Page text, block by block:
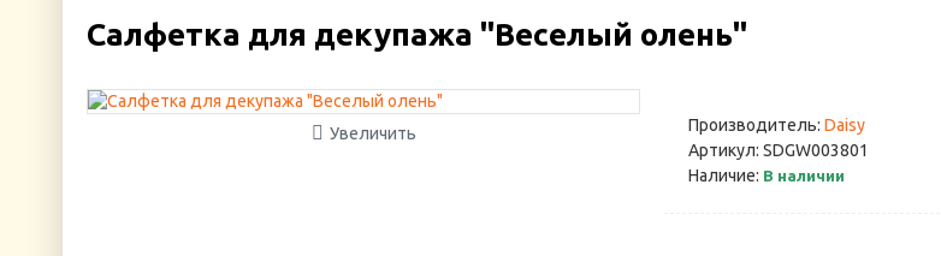
Салфетка для декупажа "Веселый олень"
Увеличить Производитель: Daisy
Артикул: SDGW003801
Наличие: В наличии